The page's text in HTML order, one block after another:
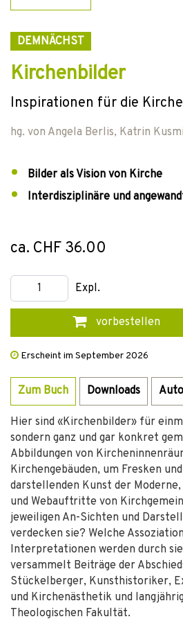
DEMNÄCHST
Kirchenbilder
Inspirationen für die Kirche
hg. von Angela Berlis, Katrin
Bilder als Vision von Kirche
Interdisziplinäre und
ca. CHF 36.00
Expl.
vorbestellen
Erscheint im September 2026
Zum Buch Downloads
Hier sind «Kirchenbilder» für
sondern ganz und gar konkret
Abbildungen von
Kirchengebäuden, um Fresken
darstellenden Kunst der
und Webauftritte von
jeweiligen An-Sichten und
verdecken sie? Welche
Interpretationen werden durch
versammelt Beiträge der
Stückelberger, Kunsthistoriker,
und Kirchenästhetik und
Theologischen Fakultät.